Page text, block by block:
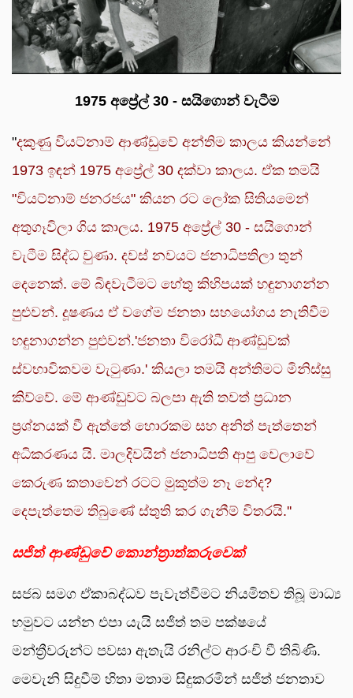
1975 අප්‍රේල් 30 - සයිගොන් වැටීම
"දකුණු වියට්නාම් ආණ්ඩුවේ අන්තිම කාලය කියන්නේ
1973 ඉඳන් 1975 අප්‍රේල් 30 දක්වා කාලය. ඒක තමයි
"වියට්නාම් ජනරජය" කියන රට ලෝක සිතියමෙන්
අතුගෑවිලා ගිය කාලය. 1975 අප්‍රේල් 30 - සයිගොන්
වැටීම සිද්ධ වුණා. දවස් නවයට ජනාධිපතිලා තුන්
දෙනෙක්. මේ බිඳවැටීමට හේතු කිහිපයක් හඳුනාගන්න
පුළුවන්. දූෂණය ඒ වගේම ජනතා සහයෝගය නැතිවීම
හඳුනාගන්න පුළුවන්.'ජනතා විරෝධී ආණ්ඩුවක්
ස්වභාවිකවම වැටුණා.' කියලා තමයි අන්තිමට මිනිස්සු
කිව්වේ. මේ ආණ්ඩුවට බලපා ඇති තවත් ‍ප්‍රධාන
ප්‍රශ්නයක් වී ඇත්තේ හොරකම සහ අනිත් පැත්තෙන්
අධිකරණය යි. මාලදිවයින් ජනාධිපති ආපු වෙලාවේ
කෙරුණ කතාවෙන් රටට මුකුත්ම නෑ නේද?
දෙපැත්තෙම තිබුණේ ස්තුති කර ගැනීම් විතරයි.''
සජිත් ආණ්ඩුවේ කොන්ත්‍රාත්කරුවෙක්
සජබ සමග ඒකාබද්ධව පැවැත්වීමට නියමිතව තිබූ මාධ්‍ය
හමුවට යන්න එපා යැයි සජිත් තම පක්ෂයේ
මන්ත්‍රීවරුන්ට පවසා ඇතැයි රනිල්ට ආරංචි වී තිබිණි.
මෙවැනි සිදුවීම් හිතා මතාම සිදුකරමින් සජිත් ජනතාව